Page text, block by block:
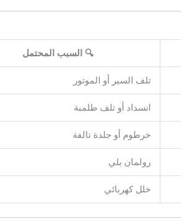
🔍 السبب المحتمل
تلف السير أو الموتور
انسداد أو تلف طلمبة
خرطوم أو جلدة تالفة
رولمان بلي
خلل كهربائي